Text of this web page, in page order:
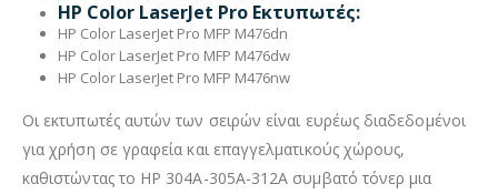
HP Color LaserJet Pro Εκτυπωτές:
HP Color LaserJet Pro MFP M476dn
HP Color LaserJet Pro MFP M476dw
HP Color LaserJet Pro MFP M476nw
Οι εκτυπωτές αυτών των σειρών είναι ευρέως διαδεδομένοι
για χρήση σε γραφεία και επαγγελματικούς χώρους,
καθιστώντας το HP 304A-305A-312A συμβατό τόνερ μια